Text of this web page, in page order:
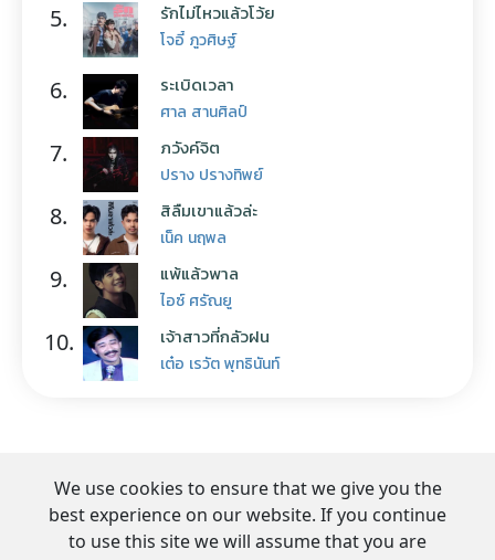
5. รักไม่ไหวแล้วโว้ย
โจอี้ ภูวศิษฐ์
6. ระเบิดเวลา
ศาล สานศิลป์
7. ภวังค์จิต
ปราง ปรางทิพย์
8. สิลืมเขาแล้วล่ะ
เน็ค นฤพล
9. แพ้แล้วพาล
ไอซ์ ศรัณยู
10. เจ้าสาวที่กลัวฝน
เต๋อ เรวัต พุทธินันท์
We use cookies to ensure that we give you the
best experience on our website. If you continue
to use this site we will assume that you are